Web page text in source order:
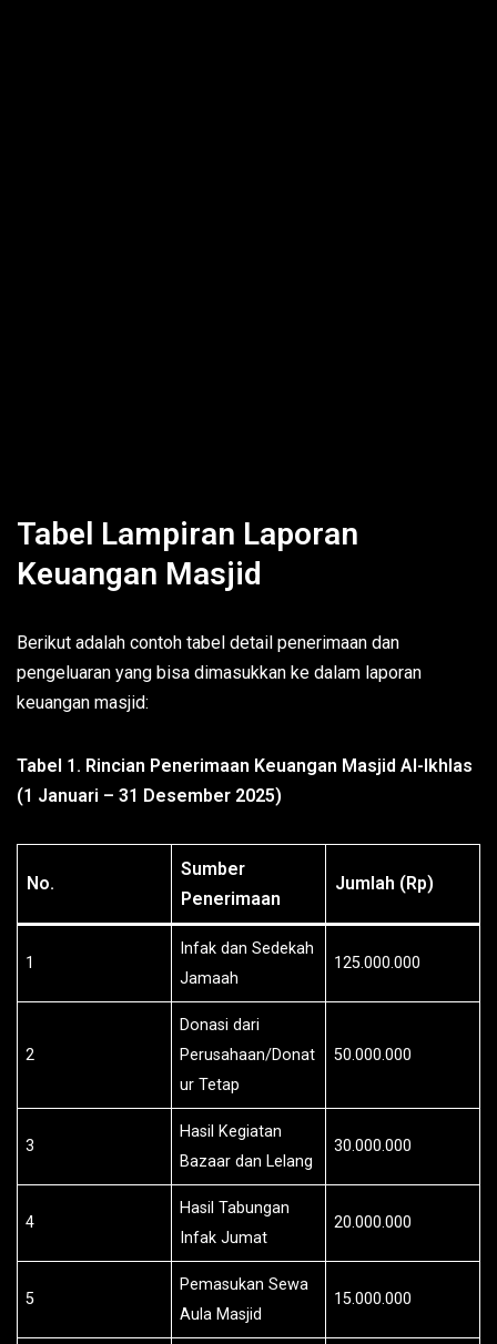
Tabel Lampiran Laporan
Keuangan Masjid
Berikut adalah contoh tabel detail penerimaan dan
pengeluaran yang bisa dimasukkan ke dalam laporan
keuangan masjid:
Tabel 1. Rincian Penerimaan Keuangan Masjid Al-Ikhlas
(1 Januari – 31 Desember 2025)
No.
Sumber
Penerimaan
Jumlah (Rp)
1
Infak dan Sedekah
Jamaah
125.000.000
2
Donasi dari
Perusahaan/Donat
ur Tetap
50.000.000
3
Hasil Kegiatan
Bazaar dan Lelang
30.000.000
4
Hasil Tabungan
Infak Jumat
20.000.000
5
Pemasukan Sewa
Aula Masjid
15.000.000